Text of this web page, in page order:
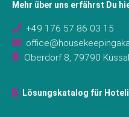
Mehr über uns erfährst Du
+49 176 57 86 03 15
Oberdorf 8, 79790
Lösungskatalog für